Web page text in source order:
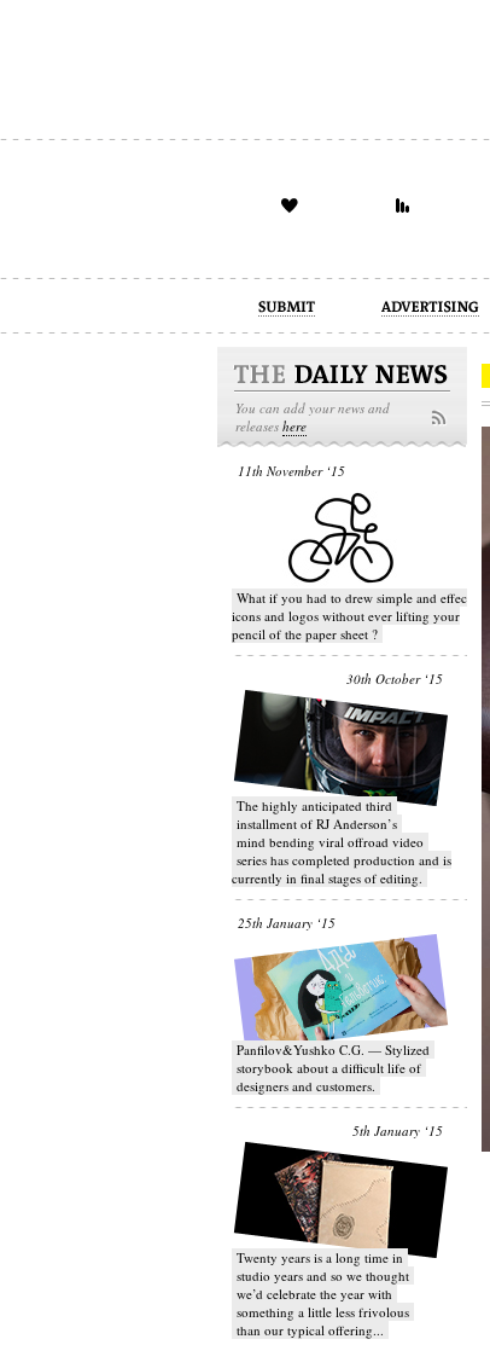
design illustration
You can add your news and
releases here
11th November ‘15
What if you had to drew simple and effective
icons and logos without ever lifting your
pencil of the paper sheet ?
30th October ‘15
T​he highly anticipated third
installment of RJ Anderson’s
mind bending viral off­road video
series has completed production and is
currently in final stages of editing.
25th January ‘15
Panfilov&Yushko C.G. — Stylized
storybook about a difficult life of
designers and customers.
5th January ‘15
Twenty years is a long time in
studio years and so we thought
we’d celebrate the year with
something a little less frivolous
than our typical offering...